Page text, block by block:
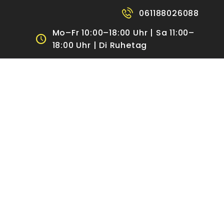
061188026088
Mo–Fr 10:00–18:00 Uhr | Sa 11:00–
18:00 Uhr | Di Ruhetag